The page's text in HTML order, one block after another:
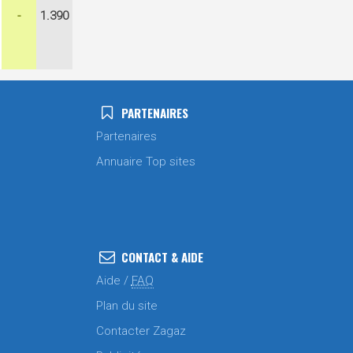
- 1.390
PARTENAIRES
Partenaires
Annuaire Top sites
CONTACT & AIDE
Aide / FAQ
Plan du site
Contacter Zagaz